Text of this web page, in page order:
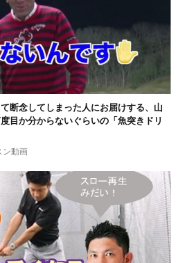
断念してしまった人にお届けする、山
目か分からないぐらいの「魚突きドリ
ン動画